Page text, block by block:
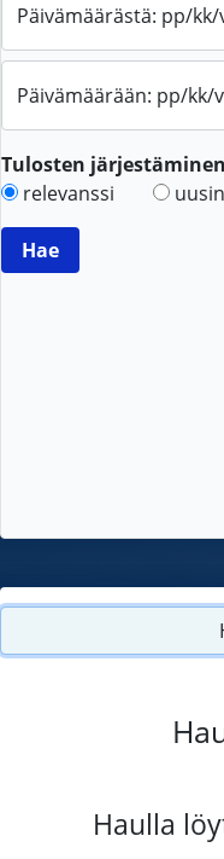
Päivämäärästä: pp/kk/
Päivämäärään: pp/kk/
Tulosten
relevanssi
uusin
Haulla